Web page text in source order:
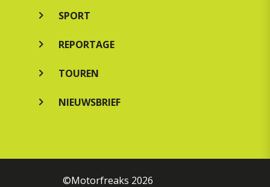
SPORT
REPORTAGE
TOUREN
NIEUWSBRIEF
©Motorfreaks 2026